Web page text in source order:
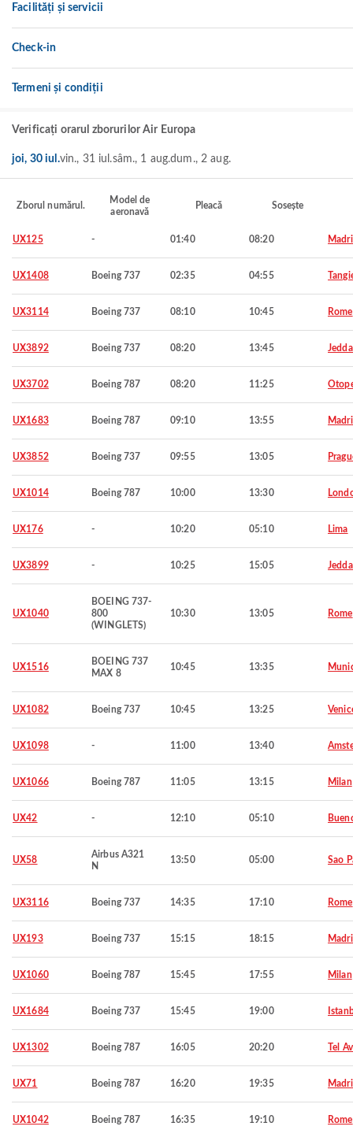
Facilități și servicii
Check-in
Termeni și condiții
Verificați orarul zborurilor Air Europa
joi, 30 iul.vin., 31 iul.sâm., 1 aug.dum., 2 aug.
Zborul numărul.
Model de
aeronavă
Pleacă Sosește
UX125 - 01:40 08:20
UX1408 Boeing 737 02:35 04:55
UX3114 Boeing 737 08:10 10:45 Rome
UX3892 Boeing 737 08:20 13:45
UX3702 Boeing 787 08:20 11:25
UX1683 Boeing 787 09:10 13:55
UX3852 Boeing 737 09:55 13:05
UX1014 Boeing 787 10:00 13:30
UX176 - 10:20 05:10 Lima
UX3899 - 10:25 15:05
UX1040
BOEING 737-
800
(WINGLETS)
10:30 13:05 Rome
UX1516
BOEING 737
MAX 8
10:45 13:35
UX1082 Boeing 737 10:45 13:25
UX1098 - 11:00 13:40
UX1066 Boeing 787 11:05 13:15 Milan
UX42 - 12:10 05:10
UX58
Airbus A321
N
13:50 05:00 Sao
UX3116 Boeing 737 14:35 17:10 Rome
UX193 Boeing 737 15:15 18:15
UX1060 Boeing 787 15:45 17:55 Milan
UX1684 Boeing 737 15:45 19:00
UX1302 Boeing 787 16:05 20:20 Tel
UX71 Boeing 787 16:20 19:35
UX1042 Boeing 787 16:35 19:10 Rome